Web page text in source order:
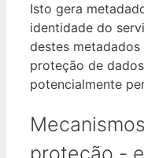
Isto gera
identidade do
destes
proteção de
potencialmente